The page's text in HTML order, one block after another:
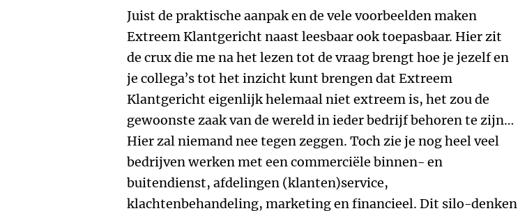
Juist de praktische aanpak en de vele voorbeelden maken
Extreem Klantgericht naast leesbaar ook toepasbaar. Hier zit
de crux die me na het lezen tot de vraag brengt hoe je jezelf en
je collega’s tot het inzicht kunt brengen dat Extreem
Klantgericht eigenlijk helemaal niet extreem is, het zou de
gewoonste zaak van de wereld in ieder bedrijf behoren te zijn…
Hier zal niemand nee tegen zeggen. Toch zie je nog heel veel
bedrijven werken met een commerciële binnen- en
buitendienst, afdelingen (klanten)service,
klachtenbehandeling, marketing en financieel. Dit silo-denken